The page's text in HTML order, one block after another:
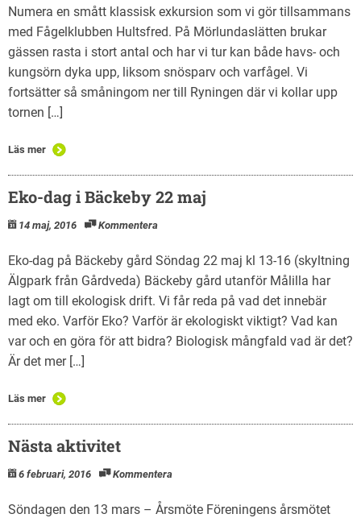
Numera en smått klassisk exkursion som vi gör tillsammans
med Fågelklubben Hultsfred. På Mörlundaslätten brukar
gässen rasta i stort antal och har vi tur kan både havs- och
kungsörn dyka upp, liksom snösparv och varfågel. Vi
fortsätter så småningom ner till Ryningen där vi kollar upp
tornen […]
Läs mer
Eko-dag i Bäckeby 22 maj
14 maj, 2016 Kommentera
Eko-dag på Bäckeby gård Söndag 22 maj kl 13-16 (skyltning
Älgpark från Gårdveda) Bäckeby gård utanför Målilla har
lagt om till ekologisk drift. Vi får reda på vad det innebär
med eko. Varför Eko? Varför är ekologiskt viktigt? Vad kan
var och en göra för att bidra? Biologisk mångfald vad är det?
Är det mer […]
Läs mer
Nästa aktivitet
6 februari, 2016 Kommentera
Söndagen den 13 mars – Årsmöte Föreningens årsmötet